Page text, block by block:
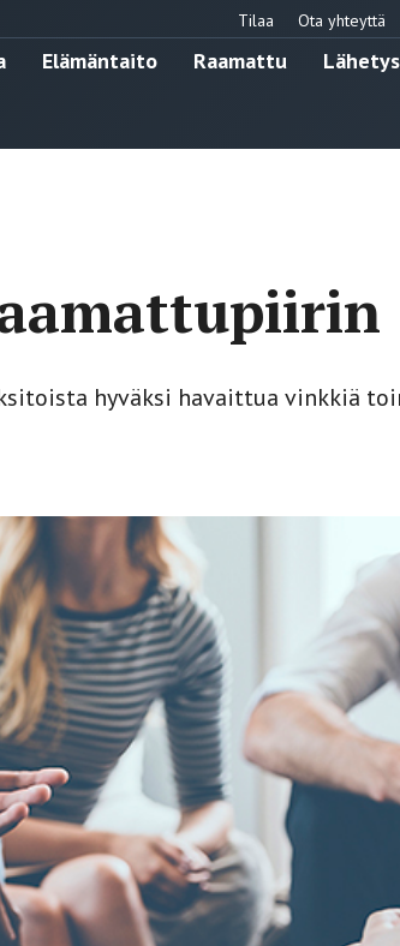
Tilaa Ota yhteyttä
Elämäntaito Raamattu Lähetys
hyväksi havaittua vinkkiä